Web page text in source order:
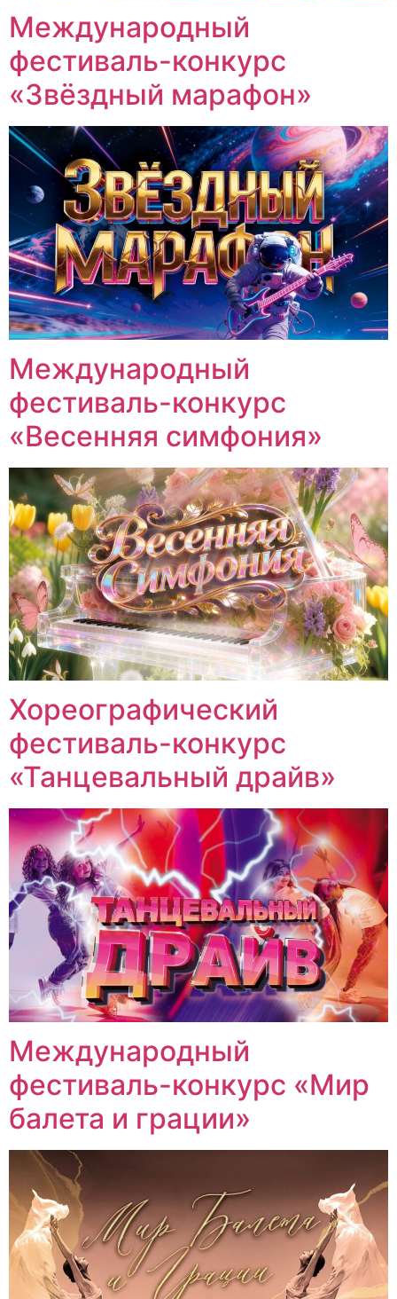
Международный
фестиваль-конкурс
«Звёздный марафон»
Международный
фестиваль-конкурс
«Весенняя симфония»
Хореографический
фестиваль-конкурс
«Танцевальный драйв»
Международный
фестиваль-конкурс «Мир
балета и грации»